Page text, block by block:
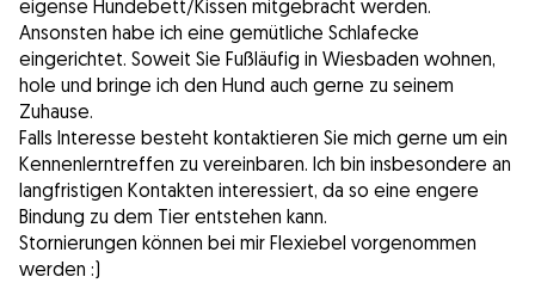
eigense Hundebett/Kissen mitgebracht werden.
Ansonsten habe ich eine gemütliche Schlafecke
eingerichtet. Soweit Sie Fußläufig in Wiesbaden wohnen,
hole und bringe ich den Hund auch gerne zu seinem
Zuhause.
Falls Interesse besteht kontaktieren Sie mich gerne um ein
Kennenlerntreffen zu vereinbaren. Ich bin insbesondere an
langfristigen Kontakten interessiert, da so eine engere
Bindung zu dem Tier entstehen kann.
Stornierungen können bei mir Flexiebel vorgenommen
werden :)